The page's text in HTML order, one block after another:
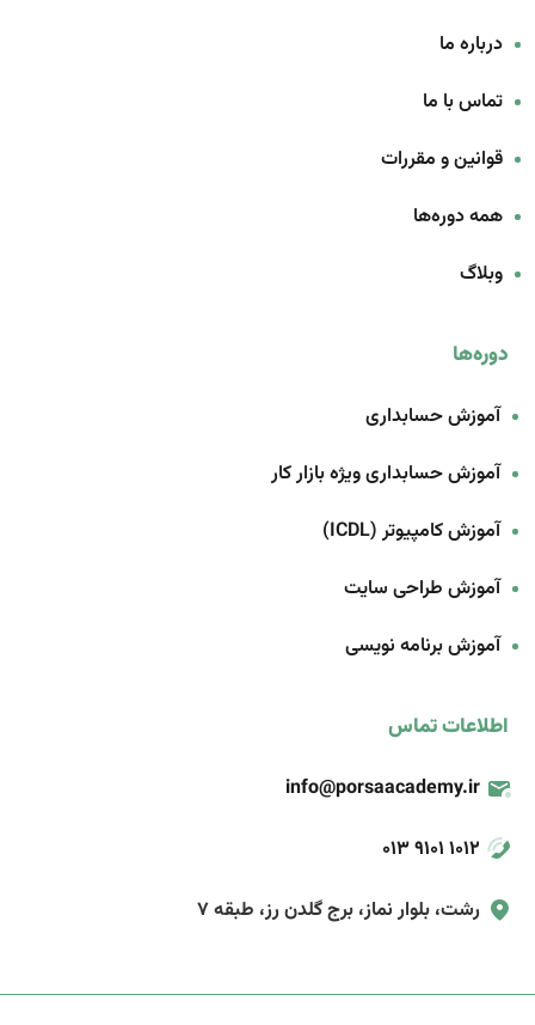
درباره ما
تماس با ما
قوانین و مقررات
همه دوره‌ها
وبلاگ
دوره‌ها
آموزش حسابداری
آموزش حسابداری ویژه بازار کار
آموزش کامپیوتر (ICDL)
آموزش طراحی سایت
آموزش برنامه‌ نویسی
اطلاعات تماس
info@porsaacademy.ir
013 9101 1012
رشت، بلوار نماز، برج گلدن رز، طبقه 7